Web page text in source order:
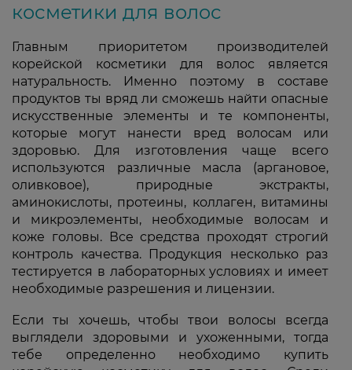
косметики для волос
Главным приоритетом производителей
корейской косметики для волос является
натуральность. Именно поэтому в составе
продуктов ты вряд ли сможешь найти опасные
искусственные элементы и те компоненты,
которые могут нанести вред волосам или
здоровью. Для изготовления чаще всего
используются различные масла (аргановое,
оливковое), природные экстракты,
аминокислоты, протеины, коллаген, витамины
и микроэлементы, необходимые волосам и
коже головы. Все средства проходят строгий
контроль качества. Продукция несколько раз
тестируется в лабораторных условиях и имеет
необходимые разрешения и лицензии.
Если ты хочешь, чтобы твои волосы всегда
выглядели здоровыми и ухоженными, тогда
тебе определенно необходимо купить